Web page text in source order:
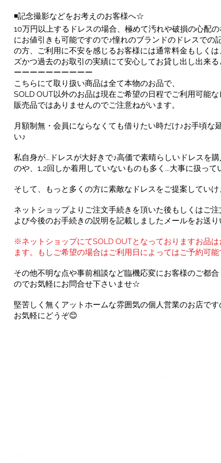
◾️記念撮影などをお考えのお客様へ☆
10万円以上するドレスの場合、極めて汚れや破損の心配
にお値引きも可能ですので♪憧れのブランドのドレスで
の方、ご利用に不安を感じるお客様には通常料金もしく
ズかつ過去のお取引の実績にて安心してお貸し出し出来
ーーーーーーーーーー
こちらにて取り扱い商品は全て本物のお品で、
SOLD OUT以外のお品は現在ご希望の日程でご利用可能
販売品ではありませんのでご注意ねがいます。
月額制無・会員にならなくても借りたい時だけ♪お手頃
い♪
私自身が...ドレスが大好きで♪高価で素晴らしいドレスを
のや、1,2回しか着用していないものも多く...大事に扱っ
そして、もっと多くの方に素敵なドレスをご提案してい
ネットショップよりご注文手続きを頂いた後もしくはご
よび今後のお手続きの説明を記載しましたメールをお送
※ネットショップにてSOLD OUTとなっておりますお品
ます。もしご希望の場合はご利用日によってはご予約可
その他不明な点や事前相談など臨機応変にお客様のご都
のでお気軽にお問合せ下さいませ☆
堅苦しく無くアットホームな雰囲気の個人営業のお店です
お気軽にどうぞ😊